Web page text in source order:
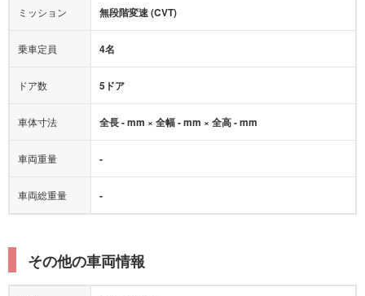
オートマチックハイビーム
ミッション 無段階変速 (CVT)
乗車定員 4名
ドア数 5ドア
車体寸法 全長 - mm × 全幅 - mm × 全高 - mm
車両重量 -
車両総重量 -
その他の車両情報